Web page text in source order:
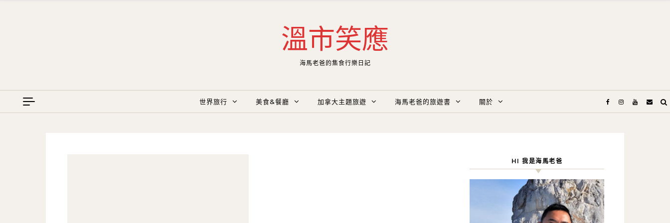
溫市笑應
海馬老爸的集食行樂日記
世界旅行 美食&餐廳 加拿大主題旅遊 海馬老爸的旅遊書 關於
HI 我是海馬老爸